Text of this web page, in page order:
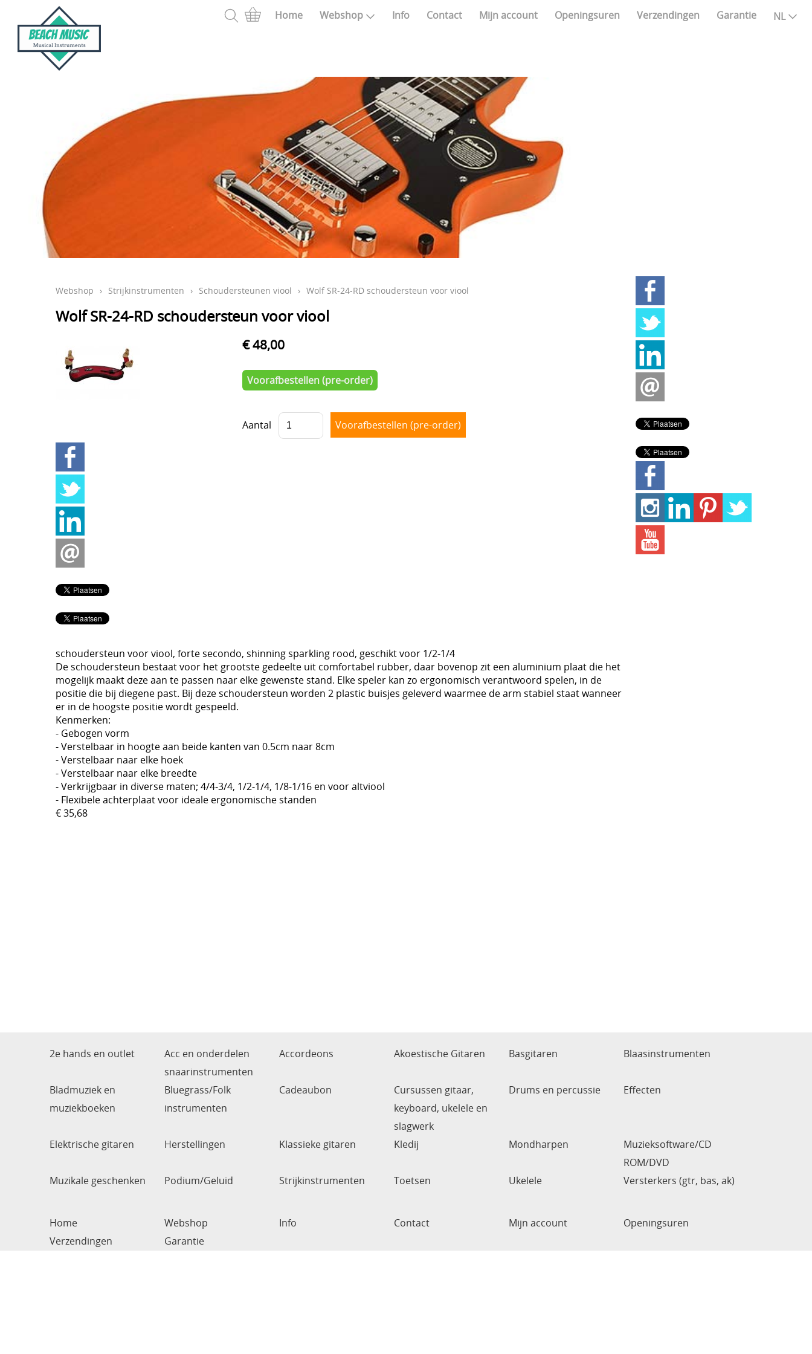
Home Webshop Info Contact Mijn account Openingsuren Verzendingen Garantie NL
Webshop › Strijkinstrumenten › Schoudersteunen viool › Wolf SR-24-RD schoudersteun voor viool
Wolf SR-24-RD schoudersteun voor viool
€ 48,00
Voorafbestellen (pre-order)
Aantal
schoudersteun voor viool, forte secondo, shinning sparkling rood, geschikt voor 1/2-1/4
De schoudersteun bestaat voor het grootste gedeelte uit comfortabel rubber, daar bovenop zit een aluminium plaat die het
mogelijk maakt deze aan te passen naar elke gewenste stand. Elke speler kan zo ergonomisch verantwoord spelen, in de
positie die bij diegene past. Bij deze schoudersteun worden 2 plastic buisjes geleverd waarmee de arm stabiel staat wanneer
er in de hoogste positie wordt gespeeld.
Kenmerken:
- Gebogen vorm
- Verstelbaar in hoogte aan beide kanten van 0.5cm naar 8cm
- Verstelbaar naar elke hoek
- Verstelbaar naar elke breedte
- Verkrijgbaar in diverse maten; 4/4-3/4, 1/2-1/4, 1/8-1/16 en voor altviool
- Flexibele achterplaat voor ideale ergonomische standen
€ 35,68
2e hands en outlet
Acc en onderdelen
snaarinstrumenten
Accordeons Akoestische Gitaren Basgitaren Blaasinstrumenten
Bladmuziek en
muziekboeken
Bluegrass/Folk
instrumenten
Cadeaubon
Cursussen gitaar,
keyboard, ukelele en
slagwerk
Drums en percussie Effecten
Elektrische gitaren Herstellingen Klassieke gitaren Kledij Mondharpen
Muzieksoftware/CD
ROM/DVD
Muzikale geschenken
Podium/Geluid Strijkinstrumenten Toetsen Ukelele Versterkers (gtr, bas, ak)
Home Webshop Info Contact Mijn account
Openingsuren
Verzendingen
Garantie